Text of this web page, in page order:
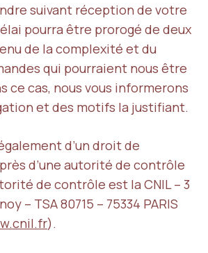
suivant réception de votre
pourra être prorogé de deux
de la complexité et du
qui pourraient nous être
ce cas, nous vous informerons
et des motifs la justifiant.
d’un droit de
d’une autorité de contrôle
de contrôle est la CNIL – 3
– TSA 80715 – 75334 PARIS
).